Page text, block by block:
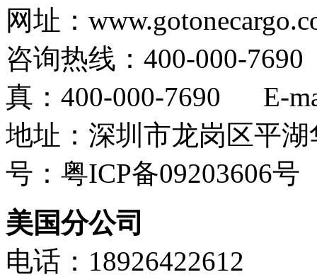
网址：
咨询热线：400-000-
真：400-000-7690 E-
地址：深圳市龙岗区平
号：粤ICP备09203606号
美国分公司
电话：18926422612